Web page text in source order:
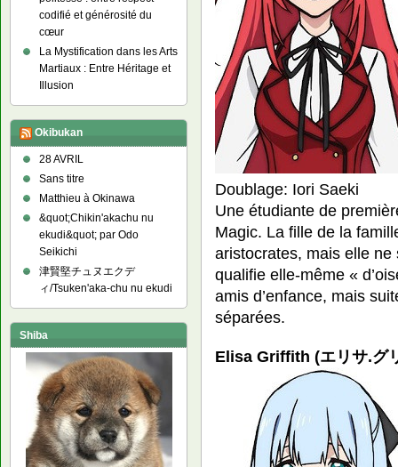
Doublage: Iori Saeki
Une étudiante de
Magic. La fille de la
aristocrates, mais elle ne
qualifie elle-même «
amis d’enfance, mais
séparées.
Elisa Griffith (エリサ.グ
codifié et générosité du
cœur
La Mystification dans les Arts
Martiaux : Entre Héritage et
Illusion
Okibukan
28 AVRIL
Sans titre
Matthieu à Okinawa
&quot;Chikin'akachu nu
ekudi&quot; par Odo
Seikichi
津賢堅チュヌエクデ
ィ/Tsuken'aka-chu nu ekudi
Shiba